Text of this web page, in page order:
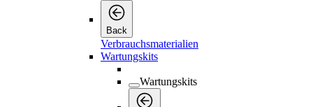
Back
Verbrauchsmaterialien
Wartungskits
Wartungskits